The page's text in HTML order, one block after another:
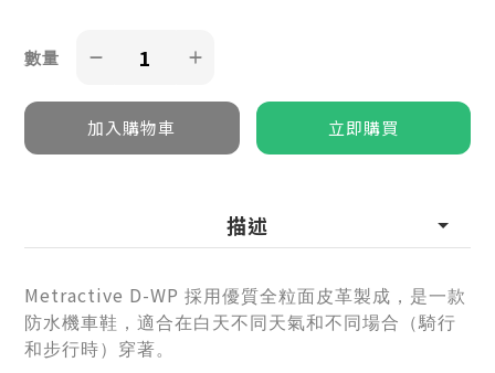
數量
描述
Metractive D-WP採用優質全粒面皮革製成，是一款
防水機車鞋，適合在白天不同天氣和不同場合（騎行
和步行時）穿著。